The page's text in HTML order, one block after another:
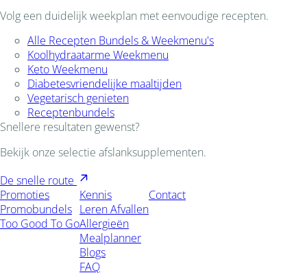
Volg een duidelijk weekplan met eenvoudige recepten.
Alle Recepten Bundels & Weekmenu's
Koolhydraatarme Weekmenu
Keto Weekmenu
Diabetesvriendelijke maaltijden
Vegetarisch genieten
Receptenbundels
Snellere resultaten gewenst?
Bekijk onze selectie afslanksupplementen.
De snelle route
Promoties
Promobundels
Too Good To Go
Kennis
Leren Afvallen
Allergieën
Mealplanner
Blogs
FAQ
Contact